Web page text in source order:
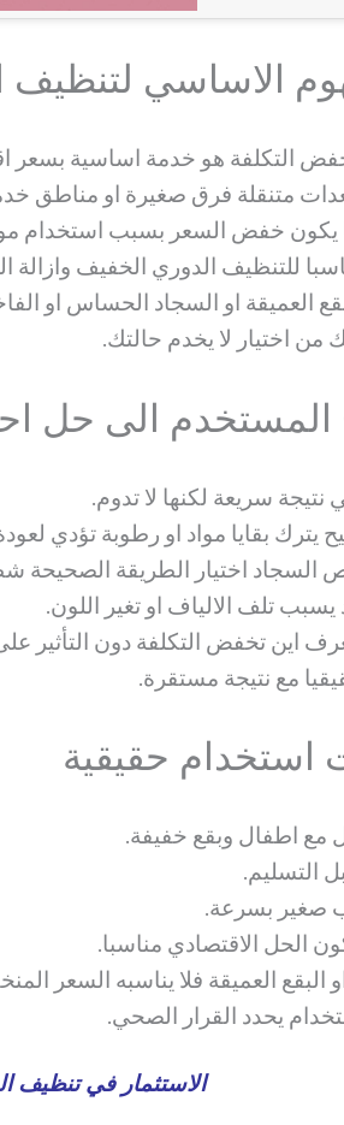
الاساسي لتنظيف
التكلفة هو خدمة اساسية بسعر
متنقلة فرق صغيرة او مناطق
يكون خفض السعر بسبب استخدام
للتنظيف الدوري الخفيف وازالة
العميقة او السجاد الحساس او
من اختيار لا يخدم حالتك.
المستخدم الى حل
سريعة لكنها لا تدوم.
يترك بقايا مواد او رطوبة تؤدي
السجاد اختيار الطريقة
يسبب تلف الالياف او تغير اللون.
اين تخفض التكلفة دون التأثير
مع نتيجة مستقرة.
استخدام حقيقية
مع اطفال وبقع خفيفة.
التسليم.
صغير بسرعة.
الحل الاقتصادي مناسبا.
البقع العميقة فلا يناسبه السعر
يحدد القرار الصحي.
الاستثمار في تنظيف